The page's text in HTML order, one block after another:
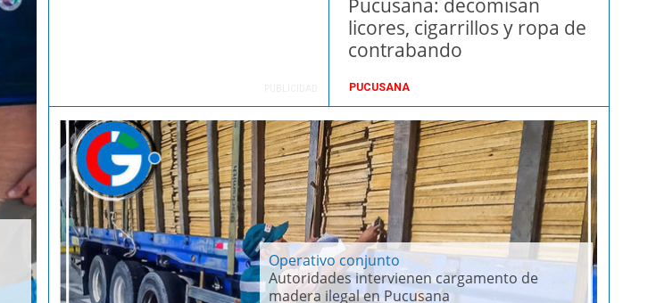
Pucusana: decomisan
licores, cigarrillos y ropa de
contrabando
PUCUSANA
Operativo conjunto
Autoridades intervienen cargamento de
madera ilegal en Pucusana